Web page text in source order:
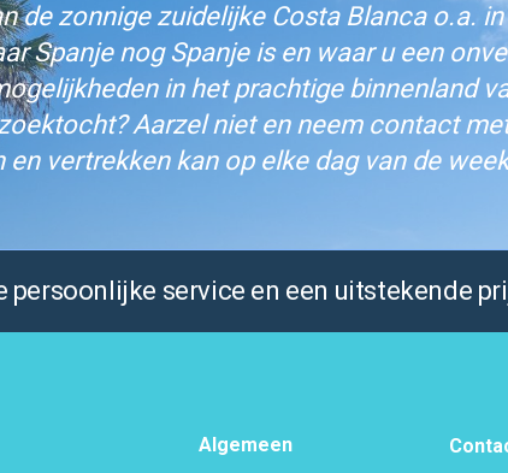
zonnige zuidelijke Costa Blanca o.a. in
Spanje nog Spanje is en waar u een
in het prachtige binnenland
Aarzel niet en neem contact
en vertrekken kan op elke dag van de
persoonlijke service en een uitstekende
Algemeen